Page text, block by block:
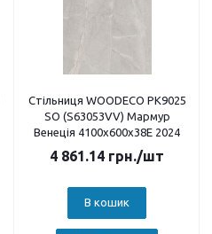
Стільниця WOODECO PK9025
SO (S63053VV) Мармур
Венеція 4100х600х38E 2024
4 861.14 грн./шт
В кошик